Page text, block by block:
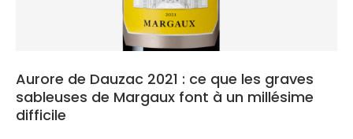
Aurore de Dauzac 2021 : ce que les graves
sableuses de Margaux font à un millésime
difficile